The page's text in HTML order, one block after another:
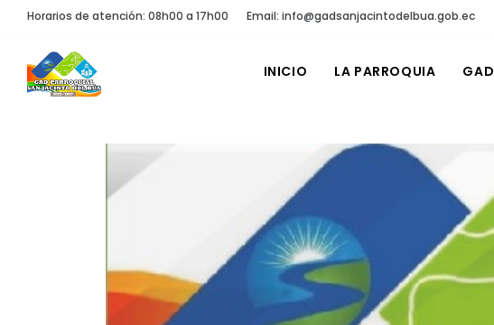
Horarios de atención: 08h00 a 17h00 Email: info@gadsanjacintodelbua.gob.ec
INICIO LA PARROQUIA GAD